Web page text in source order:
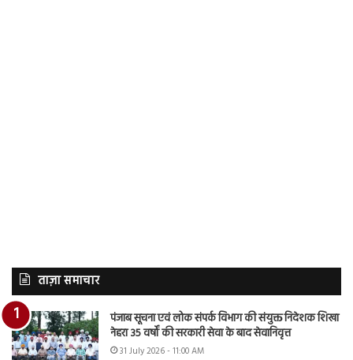
ताज़ा समाचार
पंजाब सूचना एवं लोक संपर्क विभाग की संयुक्त निदेशक शिखा
नेहरा 35 वर्षों की सरकारी सेवा के बाद सेवानिवृत्त
31 July 2026 - 11:00 AM